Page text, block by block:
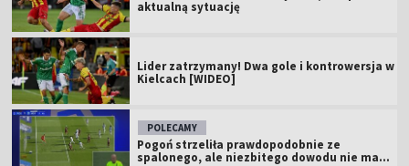
aktualną sytuację
Lider zatrzymany! Dwa gole i kontrowersja w
Kielcach [WIDEO]
POLECAMY
Pogoń strzeliła prawdopodobnie ze
spalonego, ale niezbitego dowodu nie ma...